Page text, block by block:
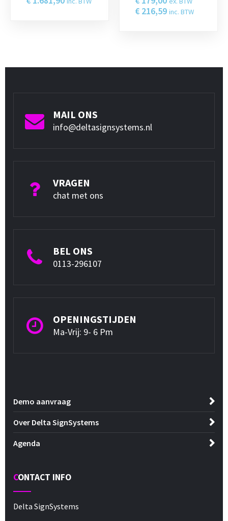
€ 216,59 inc. BTW
MAIL ONS
info@deltasignsystems.nl
VRAGEN
chat met ons
BEL ONS
0113-296107
OPENINGSTIJDEN
Ma-Vrij: 9- 6 Pm
Demo aanvraag
Over Delta SignSystems
Agenda
CONTACT INFO
Delta SignSystems